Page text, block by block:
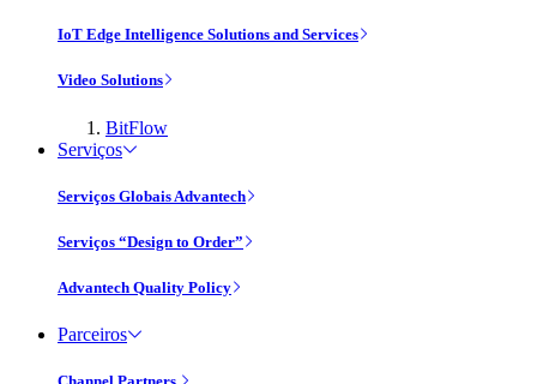
IoT Edge Intelligence Solutions and Services
Video Solutions
BitFlow
Serviços
Serviços Globais Advantech
Serviços “Design to Order”
Advantech Quality Policy
Parceiros